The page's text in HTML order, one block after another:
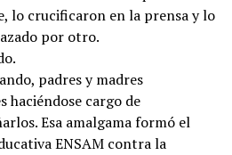
lo crucificaron en la prensa y lo
por otro.
padres y madres
haciéndose cargo de
Esa amalgama formó el
ENSAM contra la